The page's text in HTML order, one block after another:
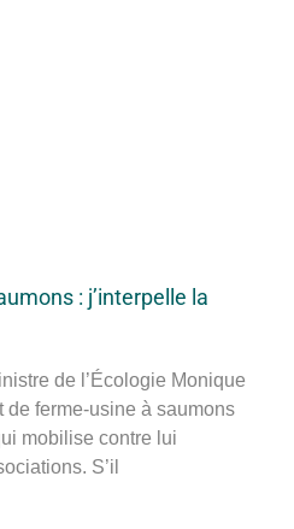
: j’interpelle la
de l’Écologie Monique
de ferme-usine à saumons
mobilise contre lui
S’il